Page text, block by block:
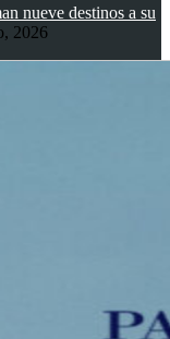
nueve destinos a su
2026